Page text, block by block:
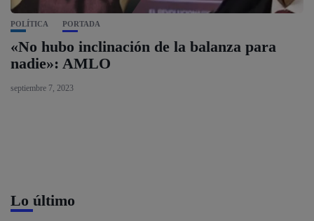
POLÍTICA PORTADA
«No hubo inclinación de la balanza para
nadie»: AMLO
septiembre 7, 2023
Lo último